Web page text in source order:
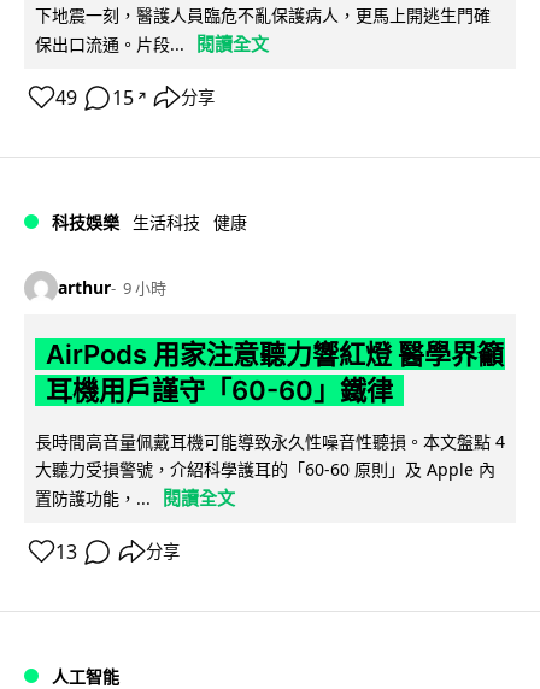
下地震一刻，醫護人員臨危不亂保護病人，更馬上開逃生門確
保出口流通。片段...
閱讀全文
49 15 ↗ 分享
科技娛樂 生活科技 健康
arthur 9 小時
AirPods 用家注意聽力響紅燈 醫學界籲
耳機用戶謹守「60-60」鐵律
長時間高音量佩戴耳機可能導致永久性噪音性聽損。本文盤點 4
大聽力受損警號，介紹科學護耳的「60-60 原則」及 Apple 內
置防護功能，...
閱讀全文
13 分享
人工智能